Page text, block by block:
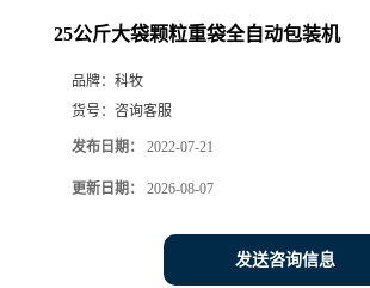
25公斤大袋颗粒重袋全自动包装机
品牌： 科牧
货号： 咨询客服
发布日期： 2022-07-21
更新日期： 2026-08-07
发送咨询信息